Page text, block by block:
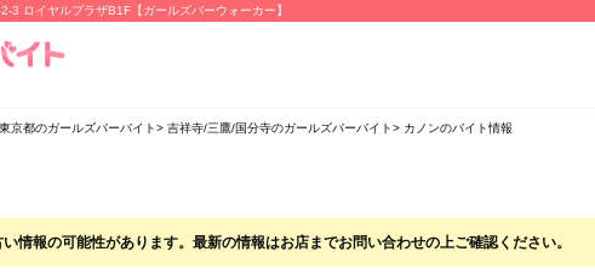
3 ロイヤルプラザB1F【ガールズバーウォーカー】
東京都のガールズバーバイト 吉祥寺/三鷹/国分寺のガールズバーバイト カノンのバイト情報
情報の可能性があります。最新の情報はお店までお問い合わせの上ご確認ください。